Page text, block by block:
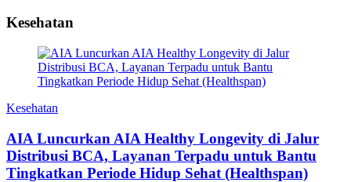
Kesehatan
Kesehatan
AIA Luncurkan AIA Healthy Longevity di Jalur
Distribusi BCA, Layanan Terpadu untuk Bantu
Tingkatkan Periode Hidup Sehat (Healthspan)